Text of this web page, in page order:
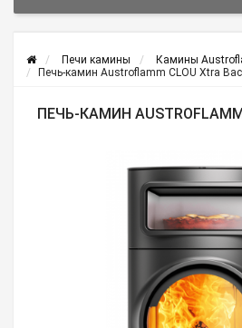
Печи камины
Камины
Печь-камин Austroflamm CLOU Xtra
ПЕЧЬ-КАМИН AUSTROFLAMM